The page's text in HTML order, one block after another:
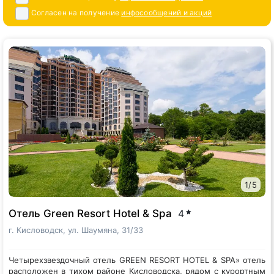
Согласен на получение инфосообщений и акций
1/5
Отель Green Resort Hotel & Spa 4
г. Кисловодск, ул. Шаумяна, 31/33
Четырехзвездочный отель GREEN RESORT HOTEL & SPA» отель
расположен в тихом районе Кисловодска, рядом с курортным